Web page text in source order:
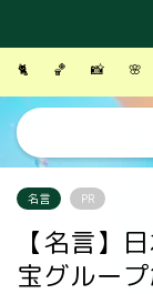
🐈 🏀 📸 🌸
名言 PR
【名言】
宝グルー